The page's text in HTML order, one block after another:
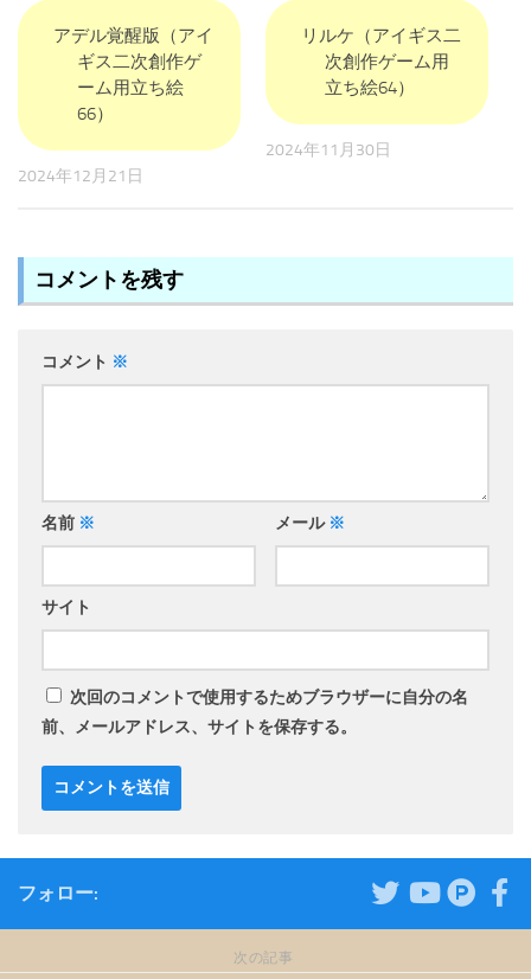
アデル覚醒版（アイ
ギス二次創作ゲ
ーム用立ち絵
66）
2024年12月21日
リルケ（アイギス二
次創作ゲーム用
立ち絵64）
2024年11月30日
コメントを残す
コメント ※
名前 ※ メール ※
サイト
次回のコメントで使用するためブラウザーに自分の名
前、メールアドレス、サイトを保存する。
フォロー:
次の記事